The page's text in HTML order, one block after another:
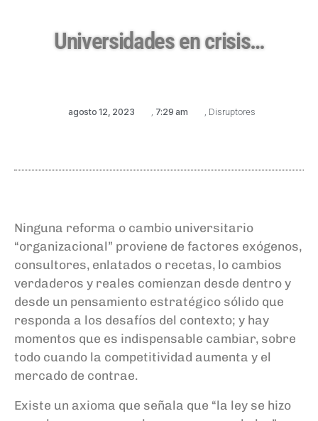
Universidades en crisis…
agosto 12, 2023 7:29 am Disruptores
Ninguna reforma o cambio universitario
“organizacional” proviene de factores exógenos,
consultores, enlatados o recetas, lo cambios
verdaderos y reales comienzan desde dentro y
desde un pensamiento estratégico sólido que
responda a los desafíos del contexto; y hay
momentos que es indispensable cambiar, sobre
todo cuando la competitividad aumenta y el
mercado de contrae.
Existe un axioma que señala que “la ley se hizo